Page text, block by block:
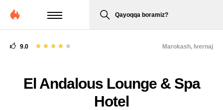
Qayoqqa boramiz?
9.0
El Andalous Lounge & Spa
Hotel
Marokash, Ivernaj